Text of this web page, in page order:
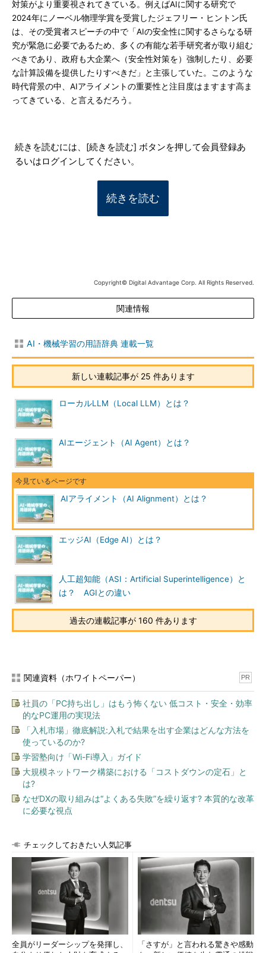
対策がより重要視されてきている。例えばAIに関する研究で
2024年にノーベル物理学賞を受賞したジェフリー・ヒントン氏
は、その受賞者スピーチの中で「AIの安全性に関するさらなる研
究が緊急に必要であるため、多くの有能な若手研究者が取り組む
べきであり、政府も大企業へ（安全性対策を）強制したり、必要
な計算設備を提供したりすべきだ」と主張していた。このような
時代背景の中、AIアライメントの重要性と注目度はますます高ま
ってきている、と言えるだろう。
続きを読むには、[続きを読む] ボタンを押して会員登録あ
るいはログインしてください。
続きを読む
Copyright© Digital Advantage Corp. All Rights Reserved.
関連情報
AI・機械学習の用語辞典 連載一覧
新しい連載記事が 25 件あります
ローカルLLM（Local LLM）とは？
AIエージェント（AI Agent）とは？
AIアライメント（AI Alignment）とは？
エッジAI（Edge AI）とは？
人工超知能（ASI：Artificial Superintelligence）と
は？ AGIとの違い
過去の連載記事が 160 件あります
関連資料（ホワイトペーパー） PR
社員の「PC持ち出し」はもう怖くない 低コスト・安全・効率
的なPC運用の実現法
「入札市場」徹底解説:入札で結果を出す企業はどんな方法を
使っているのか?
学習塾向け「Wi-Fi導入」ガイド
大規模ネットワーク構築における「コストダウンの定石」と
は?
なぜDXの取り組みは“よくある失敗”を繰り返す? 本質的な改革
に必要な視点
チェックしておきたい人気記事
全員がリーダーシップを発揮し、
「さすが」と言われる驚きや感動